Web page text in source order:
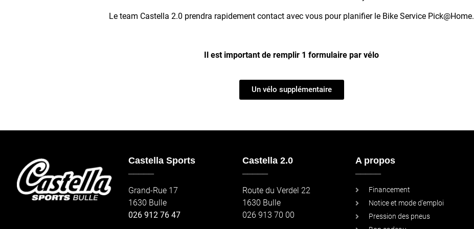
Le team Castella 2.0 prendra rapidement contact avec vous pour planifier le Bike Service Pick@Home.
Il est important de remplir 1 formulaire par vélo
Un vélo supplémentaire
Castella Sports
Grand-Rue 17
1630 Bulle
026 912 76 47
Castella 2.0
Route du Verdel 22
1630 Bulle
026 913 70 00
A propos
Financement
Notice et mode d'emploi
Pression des pneus